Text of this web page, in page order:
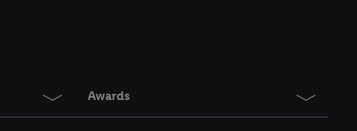
Awards
Meer informatie,
in te